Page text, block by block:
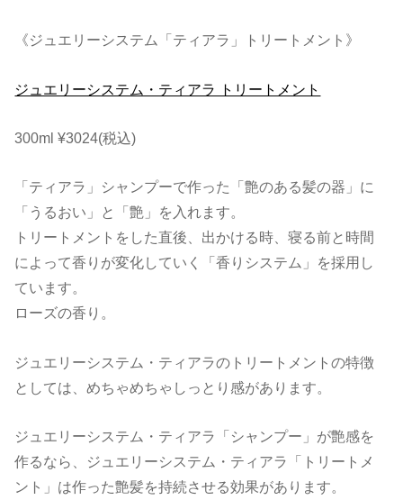
《ジュエリーシステム「ティアラ」トリートメント》
ジュエリーシステム・ティアラ トリートメント
300ml ¥3024(税込)
「ティアラ」シャンプーで作った「艶のある髪の器」に
「うるおい」と「艶」を入れます。
トリートメントをした直後、出かける時、寝る前と時間
によって香りが変化していく「香りシステム」を採用し
ています。
ローズの香り。
ジュエリーシステム・ティアラのトリートメントの特徴
としては、めちゃめちゃしっとり感があります。
ジュエリーシステム・ティアラ「シャンプー」が艶感を
作るなら、ジュエリーシステム・ティアラ「トリートメ
ント」は作った艶髪を持続させる効果があります。